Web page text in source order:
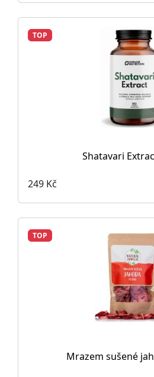
TOP
Shatavari
249 Kč
TOP
Mrazem sušené